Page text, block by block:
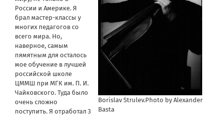
Borislav Strulev.Photo by Alexander
Basta
России и Америке. Я
брал мастер-классы у
многих педагогов со
всего мира. Но,
наверное, самым
пямятным для осталось
мое обучение в лучшей
российской школе
ЦММШ при МГК им. П. И.
Чайковского. Туда было
очень сложно
поступить. Я отработал 3